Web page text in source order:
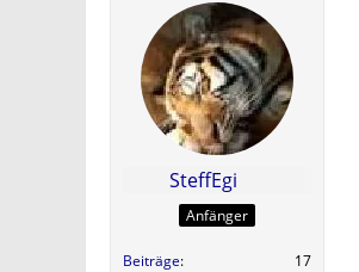
SteffEgi
Anfänger
Beiträge
17